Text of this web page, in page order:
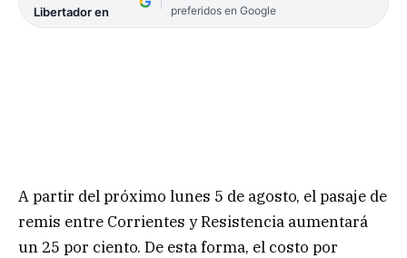
Libertador en
preferidos en Google
A partir del próximo lunes 5 de agosto, el pasaje de
remis entre Corrientes y Resistencia aumentará
un 25 por ciento. De esta forma, el costo por